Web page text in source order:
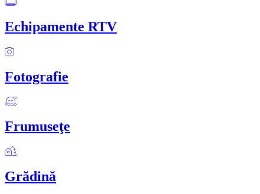
Echipamente RTV
Fotografie
Frumuseţe
Grădină